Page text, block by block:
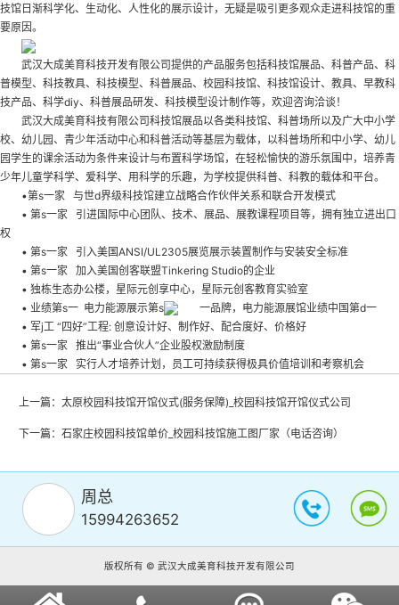
技馆日渐科学化、生动化、人性化的展示设计，无疑是吸引更多观众走进科技馆的重
要原因。
武汉大成美育科技开发有限公司提供的产品服务包括科技馆展品、科普产品、科
普模型、科技教具、科技模型、科普展品、校园科技馆、科技馆设计、教具、早教科
技产品、科学diy、科普展品研发、科技模型设计制作等，欢迎咨询洽谈！
武汉大成美育科技有限公司科技馆展品以各类科技馆、科普场所以及广大中小学
校、幼儿园、青少年活动中心和科普活动等基层为载体，以科普场所和中小学、幼儿
园学生的课余活动为条件来设计与布置科学场馆，在轻松愉快的游乐氛围中，培养青
少年儿童学科学、爱科学、用科学的乐趣，为学校提供科普、科教的载体和平台。
•第s一家 与世d界级科技馆建立战略合作伙伴关系和联合开发模式
• 第s一家 引进国际中心团队、技术、展品、展教课程项目等，拥有独立进出口
权
• 第s一家 引入美国ANSI/UL2305展览展示装置制作与安装安全标准
• 第s一家 加入美国创客联盟Tinkering Studio的企业
• 独栋生态办公楼，星际元创享中心，星际元创客教育实验室
• 业绩第s一 电力能源展示第s
一品牌，电力能源展馆业绩中国第d一
• 军j工 “四好”工程: 创意设计好、制作好、配合度好、价格好
• 第s一家 推出“事业合伙人”企业股权激励制度
• 第s一家 实行人才培养计划，员工可持续获得极具价值培训和考察机会
上一篇： 太原校园科技馆开馆仪式(服务保障)_校园科技馆开馆仪式公司
下一篇： 石家庄校园科技馆单价_校园科技馆施工图厂家（电话咨询）
周总
15994263652
版权所有 © 武汉大成美育科技开发有限公司